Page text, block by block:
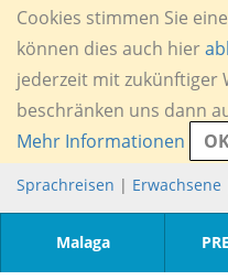
Cookies stimmen Sie
können dies auch hier
jederzeit mit zukünftiger
beschränken uns dann
Mehr Informationen
Sprachreisen | Erwachsene
Malaga